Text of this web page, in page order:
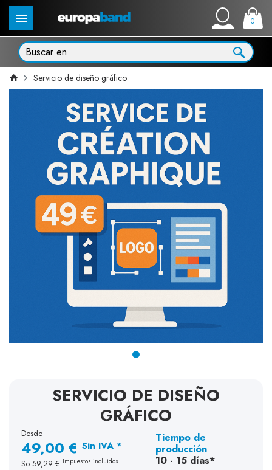
0
Servicio de diseño gráfico
SERVICIO DE DISEÑO
GRÁFICO
Desde
49,00 € Sin IVA *
So 59,29 € Impuestos incluidos
Tiempo de
producción
10 - 15 días*